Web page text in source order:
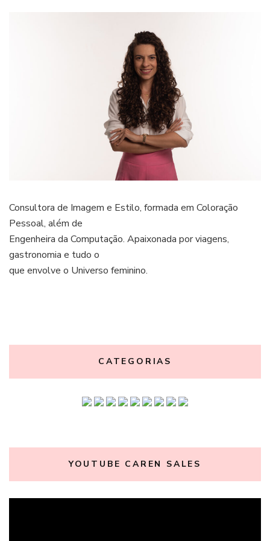
Consultora de Imagem e Estilo, formada em Coloração
Pessoal, além de
Engenheira da Computação. Apaixonada por viagens,
gastronomia e tudo o
que envolve o Universo feminino.
CATEGORIAS
YOUTUBE CAREN SALES